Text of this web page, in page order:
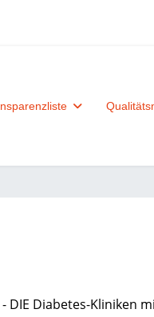
DIE Diabetes-